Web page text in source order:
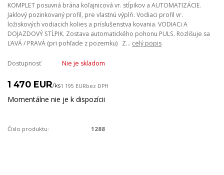
KOMPLET posuvná brána koľajnicová vr. stĺpikov a AUTOMATIZÁCIE.
Jaklový pozinkovaný profil, pre vlastnú výplň. Vodiaci profil vr.
ložiskových vodiacich kolies a príslušenstva kovania. VODIACi A
DOJAZDOVÝ STĹPIK. Zostava automatického pohonu PULS. Rozlišuje sa
ĽAVÁ / PRAVÁ (pri pohľade z pozemku) Z... celý popis
Dostupnosť Nie je skladom
1 470 EUR/ks1 195 EURbez DPH
Momentálne nie je k dispozícii
Číslo produktu: 1288